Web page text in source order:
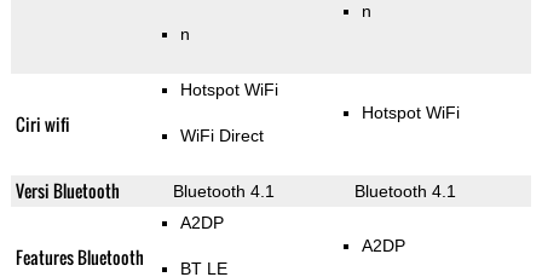
n
n
Ciri wifi
Hotspot WiFi
WiFi Direct
Hotspot WiFi
Versi Bluetooth Bluetooth 4.1 Bluetooth 4.1
Features Bluetooth
A2DP
BT LE
A2DP